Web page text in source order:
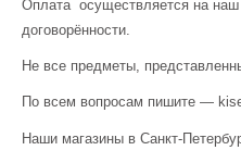
Оплата осуществляется на наш
договорённости.
Не все предметы,
По всем вопросам пишите —
Наши магазины в Санкт-